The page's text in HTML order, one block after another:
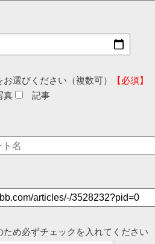
選びください（複数可）
【必須】
真 記事
ため必ずチェックを入れてください